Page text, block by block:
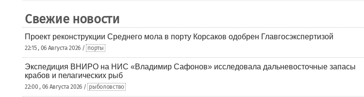
Свежие новости
Проект реконструкции Среднего мола в порту Корсаков одобрен Главгосэкспертизой
22:15 , 06 Августа 2026 / порты
Экспедиция ВНИРО на НИС «Владимир Сафонов» исследовала дальневосточные запасы
крабов и пелагических рыб
22:00 , 06 Августа 2026 / рыболовство